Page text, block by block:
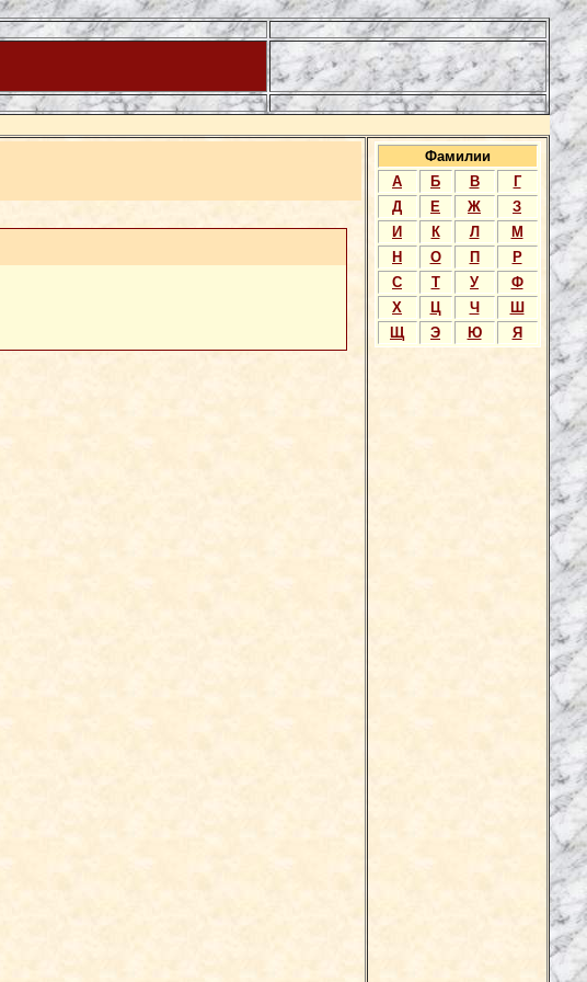
Фамилии
А
Б В
Г
Д
Е Ж
З
И
К Л
М
Н
О П
Р
С
Т У
Ф
Х
Ц Ч
Ш
Щ
Э Ю Я